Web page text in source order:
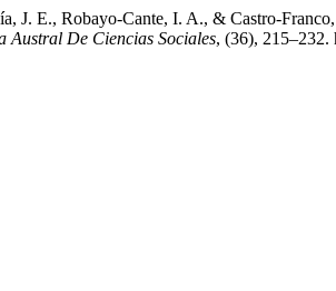
J. E., Robayo-Cante, I. A., & Castro-
Austral De Ciencias Sociales, (36), 215–232.